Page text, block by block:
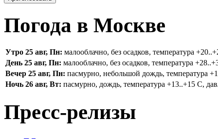
Погода в Москве
Утро 25 авг, Пн: малооблачно, без осадков, температура
День 25 авг, Пн: малооблачно, без осадков, температура
Вечер 25 авг, Пн: пасмурно, небольшой дождь, температура
Ночь 26 авг, Вт: пасмурно, дождь, температура +13..+15 С,
Пресс-релизы